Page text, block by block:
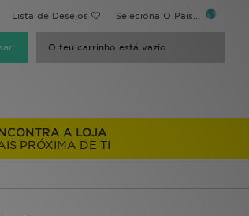
Lista de Desejos Seleciona O País...
O teu carrinho está vazio
A LOJA
PRÓXIMA DE TI